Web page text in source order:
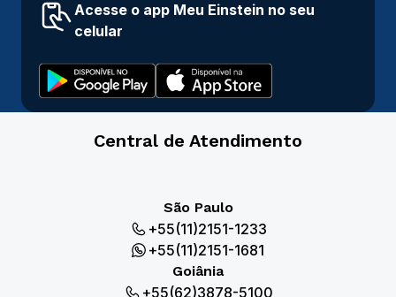
Acesse o app Meu Einstein no seu
celular
Central de Atendimento
São Paulo
+55(11)2151-1233
+55(11)2151-1681
Goiânia
+55(62)3878-5100